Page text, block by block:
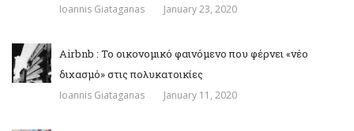
Ioannis Giataganas January 23, 2020
Airbnb : Το οικονομικό φαινόμενο που φέρνει «νέο
διχασμό» στις πολυκατοικίες
Ioannis Giataganas January 11, 2020